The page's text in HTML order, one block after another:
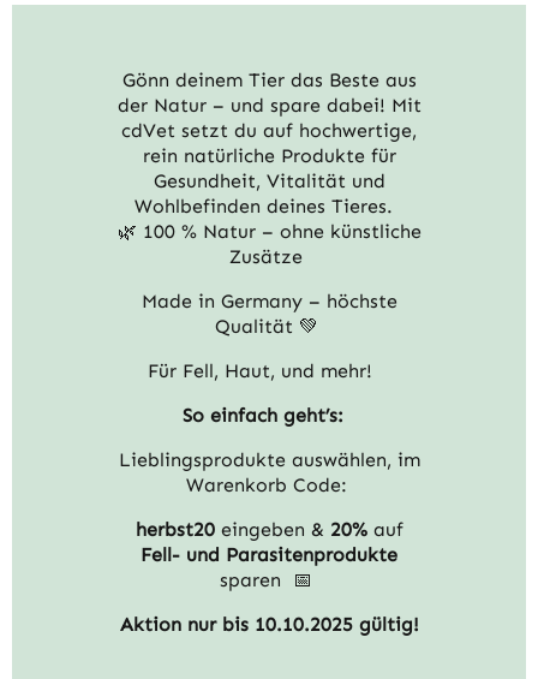
Gönn deinem Tier das Beste aus
der Natur – und spare dabei! Mit
cdVet setzt du auf hochwertige,
rein natürliche Produkte für
Gesundheit, Vitalität und
Wohlbefinden deines Tieres.
🌿 100 % Natur – ohne künstliche
Zusätze
Made in Germany – höchste
Qualität 💚
Für Fell, Haut, und mehr!
So einfach geht’s:
Lieblingsprodukte auswählen, im
Warenkorb Code:
herbst20eingeben & 20%auf
Fell- und Parasitenprodukte
sparen 📅
Aktion nur bis 10.10.2025 gültig!